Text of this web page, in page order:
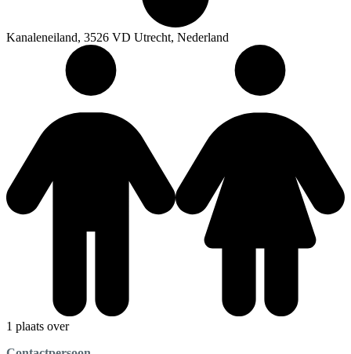
Kanaleneiland, 3526 VD Utrecht, Nederland
1 plaats over